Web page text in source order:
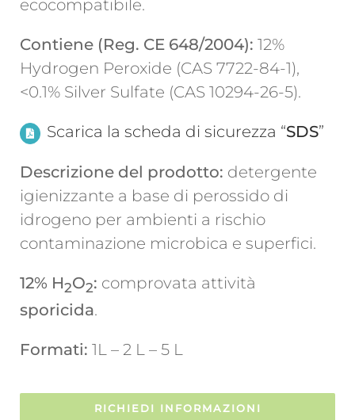
ecocompatibile.
Contiene (Reg. CE 648/2004): 12%
Hydrogen Peroxide (CAS 7722-84-1),
<0.1% Silver Sulfate (CAS 10294-26-5).
Scarica la scheda di sicurezza “SDS”
Descrizione del prodotto: detergente
igienizzante a base di perossido di
idrogeno per ambienti a rischio
contaminazione microbica e superfici.
12% H2O2: comprovata attività
sporicida.
Formati: 1L – 2 L – 5 L
RICHIEDI INFORMAZIONI